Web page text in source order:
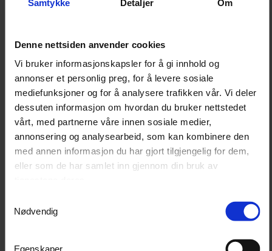
Samtykke Detaljer Om
Denne nettsiden anvender cookies
Vi bruker informasjonskapsler for å gi innhold og
annonser et personlig preg, for å levere sosiale
mediefunksjoner og for å analysere trafikken vår. Vi deler
dessuten informasjon om hvordan du bruker nettstedet
vårt, med partnerne våre innen sosiale medier,
annonsering og analysearbeid, som kan kombinere den
med annen informasjon du har gjort tilgjengelig for dem,
eller som de har samlet inn gjennom din bruk av
Nødvendig
Egenskaper
åpen flamme eller fossilt brensel ikke er ønsket eller
Biemmedue produserer varmere for ulike typer bygg,
arbeidsplasser og driftsmiljøer. Serien omfatter flere
energikilder og tilbehør, slik at varmeløsningen kan
tilpasses plassering, strømtilgang og varmebehov.
Merk om oppvarmet areal
Oppvarmet areal er kun et veiledende estimat.
Beregningen tar utgangspunkt i oppvarming av et
takhøyde, luftutskifting og ønsket temperatur.